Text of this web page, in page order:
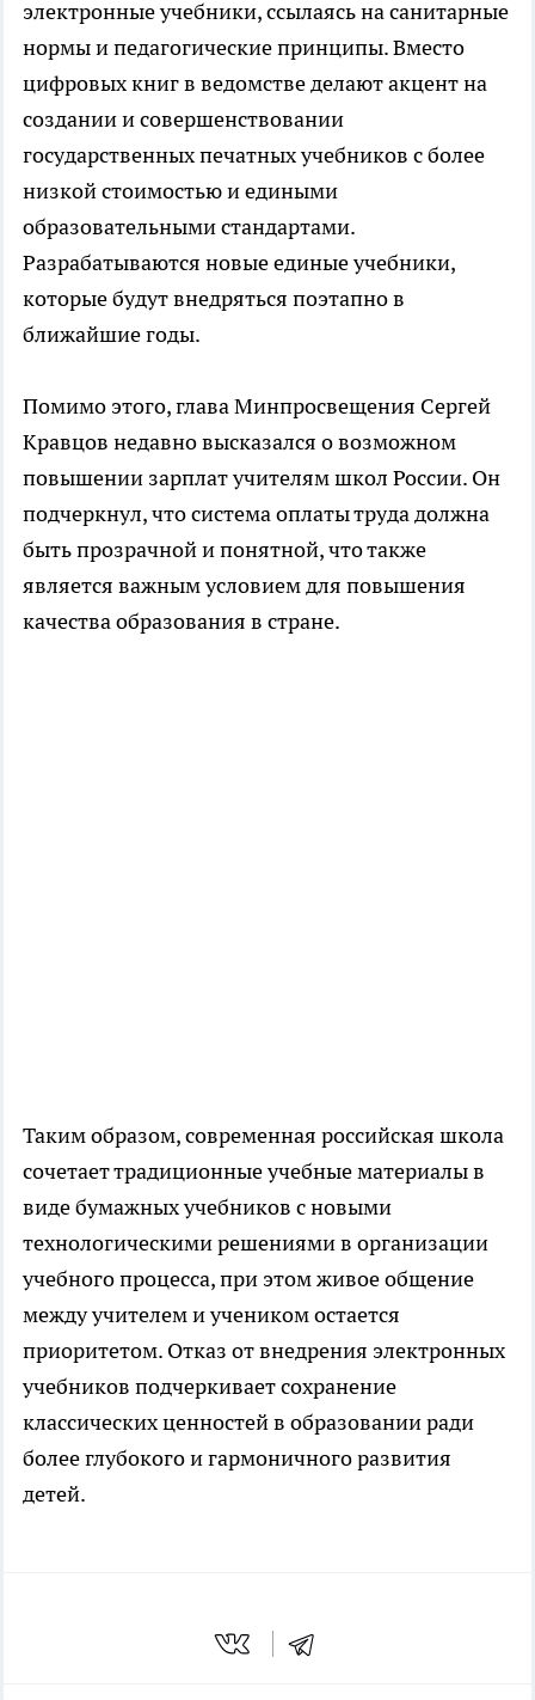
электронные учебники, ссылаясь на санитарные
нормы и педагогические принципы. Вместо
цифровых книг в ведомстве делают акцент на
создании и совершенствовании
государственных печатных учебников с более
низкой стоимостью и едиными
образовательными стандартами.
Разрабатываются новые единые учебники,
которые будут внедряться поэтапно в
ближайшие годы.
Помимо этого, глава Минпросвещения Сергей
Кравцов недавно высказался о возможном
повышении зарплат учителям школ России. Он
подчеркнул, что система оплаты труда должна
быть прозрачной и понятной, что также
является важным условием для повышения
качества образования в стране.
Таким образом, современная российская школа
сочетает традиционные учебные материалы в
виде бумажных учебников с новыми
технологическими решениями в организации
учебного процесса, при этом живое общение
между учителем и учеником остается
приоритетом. Отказ от внедрения электронных
учебников подчеркивает сохранение
классических ценностей в образовании ради
более глубокого и гармоничного развития
детей.